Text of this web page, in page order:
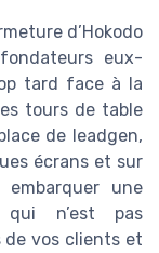
d’Hokodo
eux-
tard face à la
tours de table
de leadgen,
écrans et sur
une
n’est pas
de vos clients et